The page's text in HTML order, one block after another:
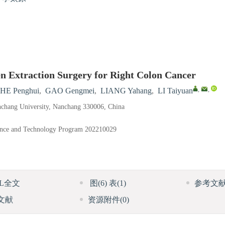
Extraction Surgery for Right Colon Cancer
HE Penghui, GAO Gengmei, LIANG Yahang, LI Taiyuan , ,
University, Nanchang 330006, China
and Technology Program 202210029
全文 图(6)表(1)
参考文
献
资源附件(0)